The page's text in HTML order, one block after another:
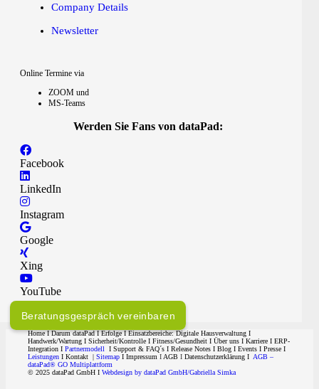
Company Details
Newsletter
Online Termine via
ZOOM und
MS-Teams
Werden Sie Fans von dataPad:
Facebook
LinkedIn
Instagram
Google
Xing
YouTube
Beratungsgespräch vereinbaren
HomeIDarum dataPadIErfolgeI Einsatzbereiche:Digitale Hausverwaltung I
Handwerk/Wartung ISicherheit/Kontrolle IFitness/Gesundheit IÜber uns IKarriere I ERP-
Integration IPartnermodell ISupport & FAQ´s IRelease Notes IBlog IEvents IPresse I
Leistungen IKontakt |Sitemap IImpressum I AGB IDatenschutzerklärung I AGB –
dataPad® GO Multiplattform
© 2025 dataPad GmbH IWebdesign by dataPad GmbH/Gabriella Simka